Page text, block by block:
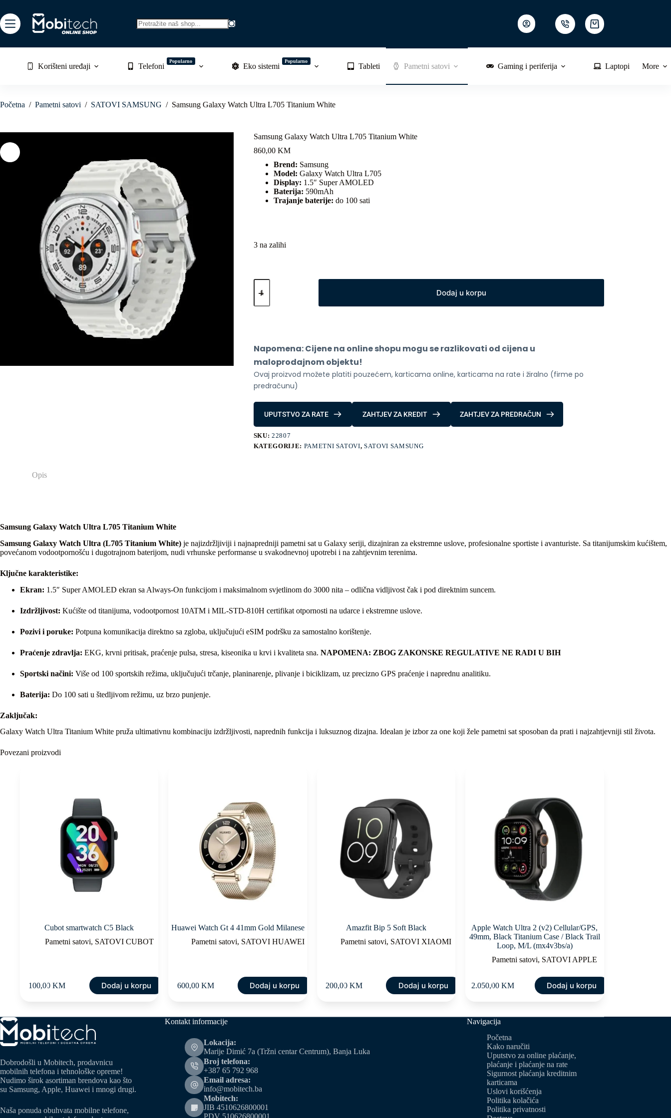
to
content
Shopping
cart
Korišteni uređaji Telefoni
Popularno
Eko sistemi
Popularno
Tableti Pametni satovi Gaming i periferija Laptopi More
Početna / Pametni satovi / SATOVI SAMSUNG / Samsung Galaxy Watch Ultra L705 Titanium White
Samsung Galaxy Watch Ultra L705 Titanium White
860,00 KM
Brend: Samsung
Model: Galaxy Watch Ultra L705
Display: 1.5″ Super AMOLED
Baterija: 590mAh
Trajanje baterije: do 100 sati
3 na zalihi
Samsung
Galaxy
Ultra
Dodaj u korpu
Napomena: Cijene na online shopu mogu se razlikovati od cijena u
maloprodajnom objektu!
Ovaj proizvod možete platiti pouzećem, karticama online, karticama na rate i žiralno (firme po
predračunu)
UPUTSTVO ZA RATE ZAHTJEV ZA KREDIT ZAHTJEV ZA PREDRAČUN
SKU:22807
KATEGORIJE: PAMETNI SATOVI,SATOVI SAMSUNG
Opis
Samsung Galaxy Watch Ultra L705 Titanium White
Samsung Galaxy Watch Ultra (L705 Titanium White) je najizdržljiviji i najnapredniji pametni sat u Galaxy seriji, dizajniran za ekstremne uslove, profesionalne sportiste i avanturiste. Sa titanijumskim kućištem,
povećanom vodootpornošću i dugotrajnom baterijom, nudi vrhunske performanse u svakodnevnoj upotrebi i na zahtjevnim terenima.
Ključne karakteristike:
Ekran: 1.5″ Super AMOLED ekran sa Always-On funkcijom i maksimalnom svjetlinom do 3000 nita – odlična vidljivost čak i pod direktnim suncem.
Izdržljivost: Kućište od titanijuma, vodootpornost 10ATM i MIL-STD-810H certifikat otpornosti na udarce i ekstremne uslove.
Pozivi i poruke: Potpuna komunikacija direktno sa zgloba, uključujući eSIM podršku za samostalno korištenje.
Praćenje zdravlja: EKG, krvni pritisak, praćenje pulsa, stresa, kiseonika u krvi i kvaliteta sna. NAPOMENA: ZBOG ZAKONSKE REGULATIVE NE RADI U BIH
Sportski načini: Više od 100 sportskih režima, uključujući trčanje, planinarenje, plivanje i biciklizam, uz precizno GPS praćenje i naprednu analitiku.
Baterija: Do 100 sati u štedljivom režimu, uz brzo punjenje.
Zaključak:
Galaxy Watch Ultra Titanium White pruža ultimativnu kombinaciju izdržljivosti, naprednih funkcija i luksuznog dizajna. Idealan je izbor za one koji žele pametni sat sposoban da prati i najzahtjevniji stil života.
Povezani proizvodi
Cubot smartwatch C5 Black
Pametni satovi, SATOVI CUBOT
100,00KM Dodaj u korpu
Huawei Watch Gt 4 41mm Gold Milanese
Pametni satovi, SATOVI HUAWEI
600,00 KM Dodaj u korpu
Amazfit Bip 5 Soft Black
Pametni satovi, SATOVI XIAOMI
200,00KM Dodaj u korpu
Apple Watch Ultra 2 (v2) Cellular/GPS,
49mm, Black Titanium Case / Black Trail
Loop, M/L (mx4v3bs/a)
Pametni satovi, SATOVI APPLE
2.050,00 KM Dodaj u korpu
Dobrodošli u Mobitech, prodavnicu
mobilnih telefona i tehnološke opreme!
Nudimo širok asortiman brendova kao što
su Samsung, Apple, Huawei i mnogi drugi.
Naša ponuda obuhvata mobilne telefone,
Kontakt informacije
Lokacija:
Marije Dimić 7a (Tržni centar Centrum), Banja Luka
Broj telefona:
+387 65 792 968
Email adresa:
info@mobitech.ba
Mobitech:
JIB 4510626800001
PDV 510626800001
Navigacija
Početna
Kako naručiti
Uputstvo za online plaćanje,
plaćanje i plaćanje na rate
Sigurnost plaćanja kreditnim
karticama
Uslovi korišćenja
Politika kolačića
Politika privatnosti